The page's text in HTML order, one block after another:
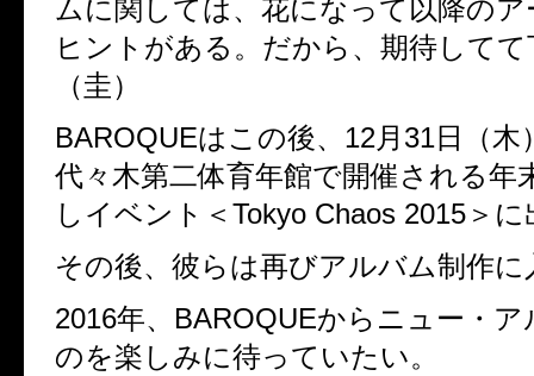
ムに関しては、花になって以降の
ヒントがある。だから、期待して
（圭）
BAROQUEはこの後、12月31日（木
代々木第二体育年館で開催される年
しイベント＜Tokyo Chaos 2015＞に
その後、彼らは再びアルバム制作に
2016年、BAROQUEからニュー・
のを楽しみに待っていたい。